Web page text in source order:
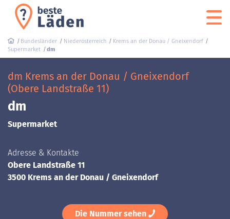
Bundesländer Niederösterreich
Krems an der Donau / Gneixendorf
Supermarket
dm
dm Krems an der Donau / Gneixendorf
(Obere Landstraße 11)
dm
Supermarket
Adresse & Kontakte
Obere Landstraße 11
3500 Krems an der Donau / Gneixendorf
Die Nummer sehen